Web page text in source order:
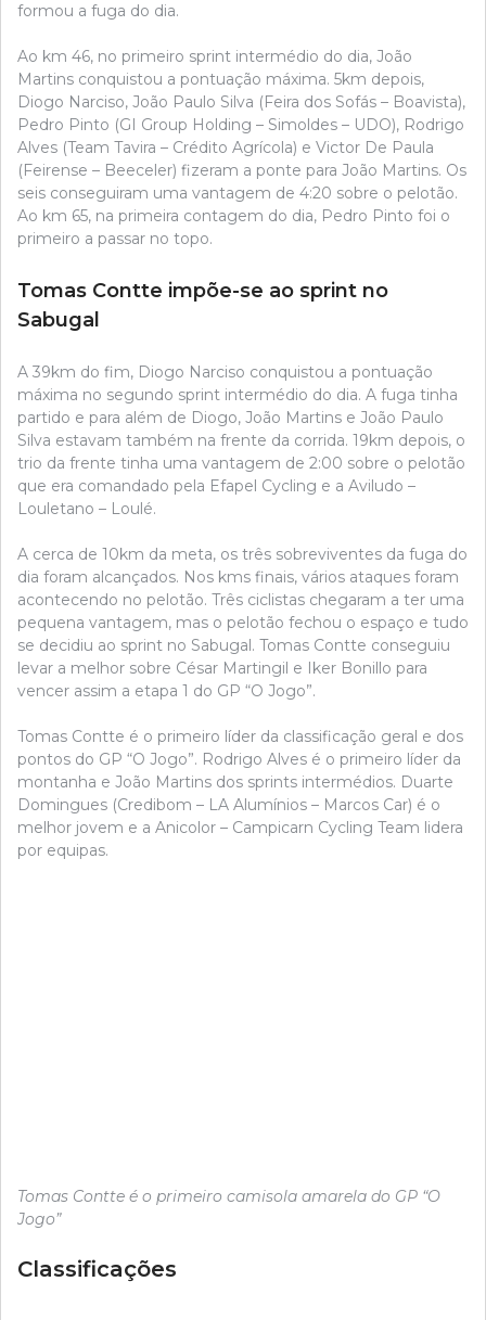
formou a fuga do dia.
Ao km 46, no primeiro sprint intermédio do dia, João
Martins conquistou a pontuação máxima. 5km depois,
Diogo Narciso, João Paulo Silva (Feira dos Sofás – Boavista),
Pedro Pinto (GI Group Holding – Simoldes – UDO), Rodrigo
Alves (Team Tavira – Crédito Agrícola) e Victor De Paula
(Feirense – Beeceler) fizeram a ponte para João Martins. Os
seis conseguiram uma vantagem de 4:20 sobre o pelotão.
Ao km 65, na primeira contagem do dia, Pedro Pinto foi o
primeiro a passar no topo.
Tomas Contte impõe-se ao sprint no
Sabugal
A 39km do fim, Diogo Narciso conquistou a pontuação
máxima no segundo sprint intermédio do dia. A fuga tinha
partido e para além de Diogo, João Martins e João Paulo
Silva estavam também na frente da corrida. 19km depois, o
trio da frente tinha uma vantagem de 2:00 sobre o pelotão
que era comandado pela Efapel Cycling e a Aviludo –
Louletano – Loulé.
A cerca de 10km da meta, os três sobreviventes da fuga do
dia foram alcançados. Nos kms finais, vários ataques foram
acontecendo no pelotão. Três ciclistas chegaram a ter uma
pequena vantagem, mas o pelotão fechou o espaço e tudo
se decidiu ao sprint no Sabugal. Tomas Contte conseguiu
levar a melhor sobre César Martingil e Iker Bonillo para
vencer assim a etapa 1 do GP “O Jogo”.
Tomas Contte é o primeiro líder da classificação geral e dos
pontos do GP “O Jogo”. Rodrigo Alves é o primeiro líder da
montanha e João Martins dos sprints intermédios. Duarte
Domingues (Credibom – LA Alumínios – Marcos Car) é o
melhor jovem e a Anicolor – Campicarn Cycling Team lidera
por equipas.
Tomas Contte é o primeiro camisola amarela do GP “O
Jogo”
Classificações